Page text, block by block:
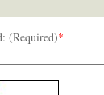
(Required)*